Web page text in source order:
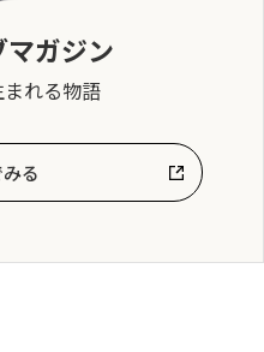
ガジン
れる物語
る